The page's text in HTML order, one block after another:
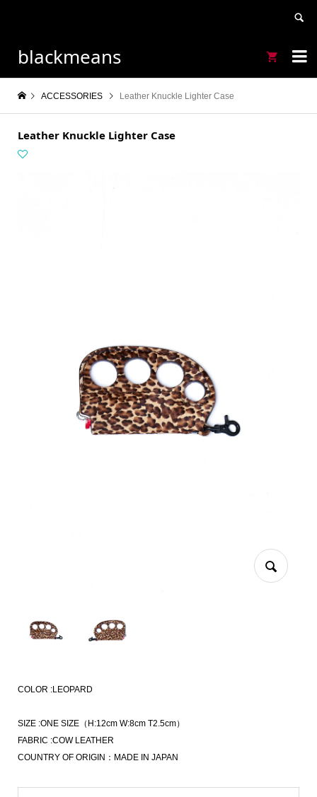

blackmeans 
ACCESSORIES Leather Knuckle Lighter Case
Leather Knuckle Lighter Case
COLOR :LEOPARD
SIZE :ONE SIZE（H:12cm W:8cm T2.5cm）
FABRIC :COW LEATHER
COUNTRY OF ORIGIN：MADE IN JAPAN